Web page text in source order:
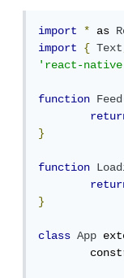
import * as
import
{
'react-
function
}
function
}
class App